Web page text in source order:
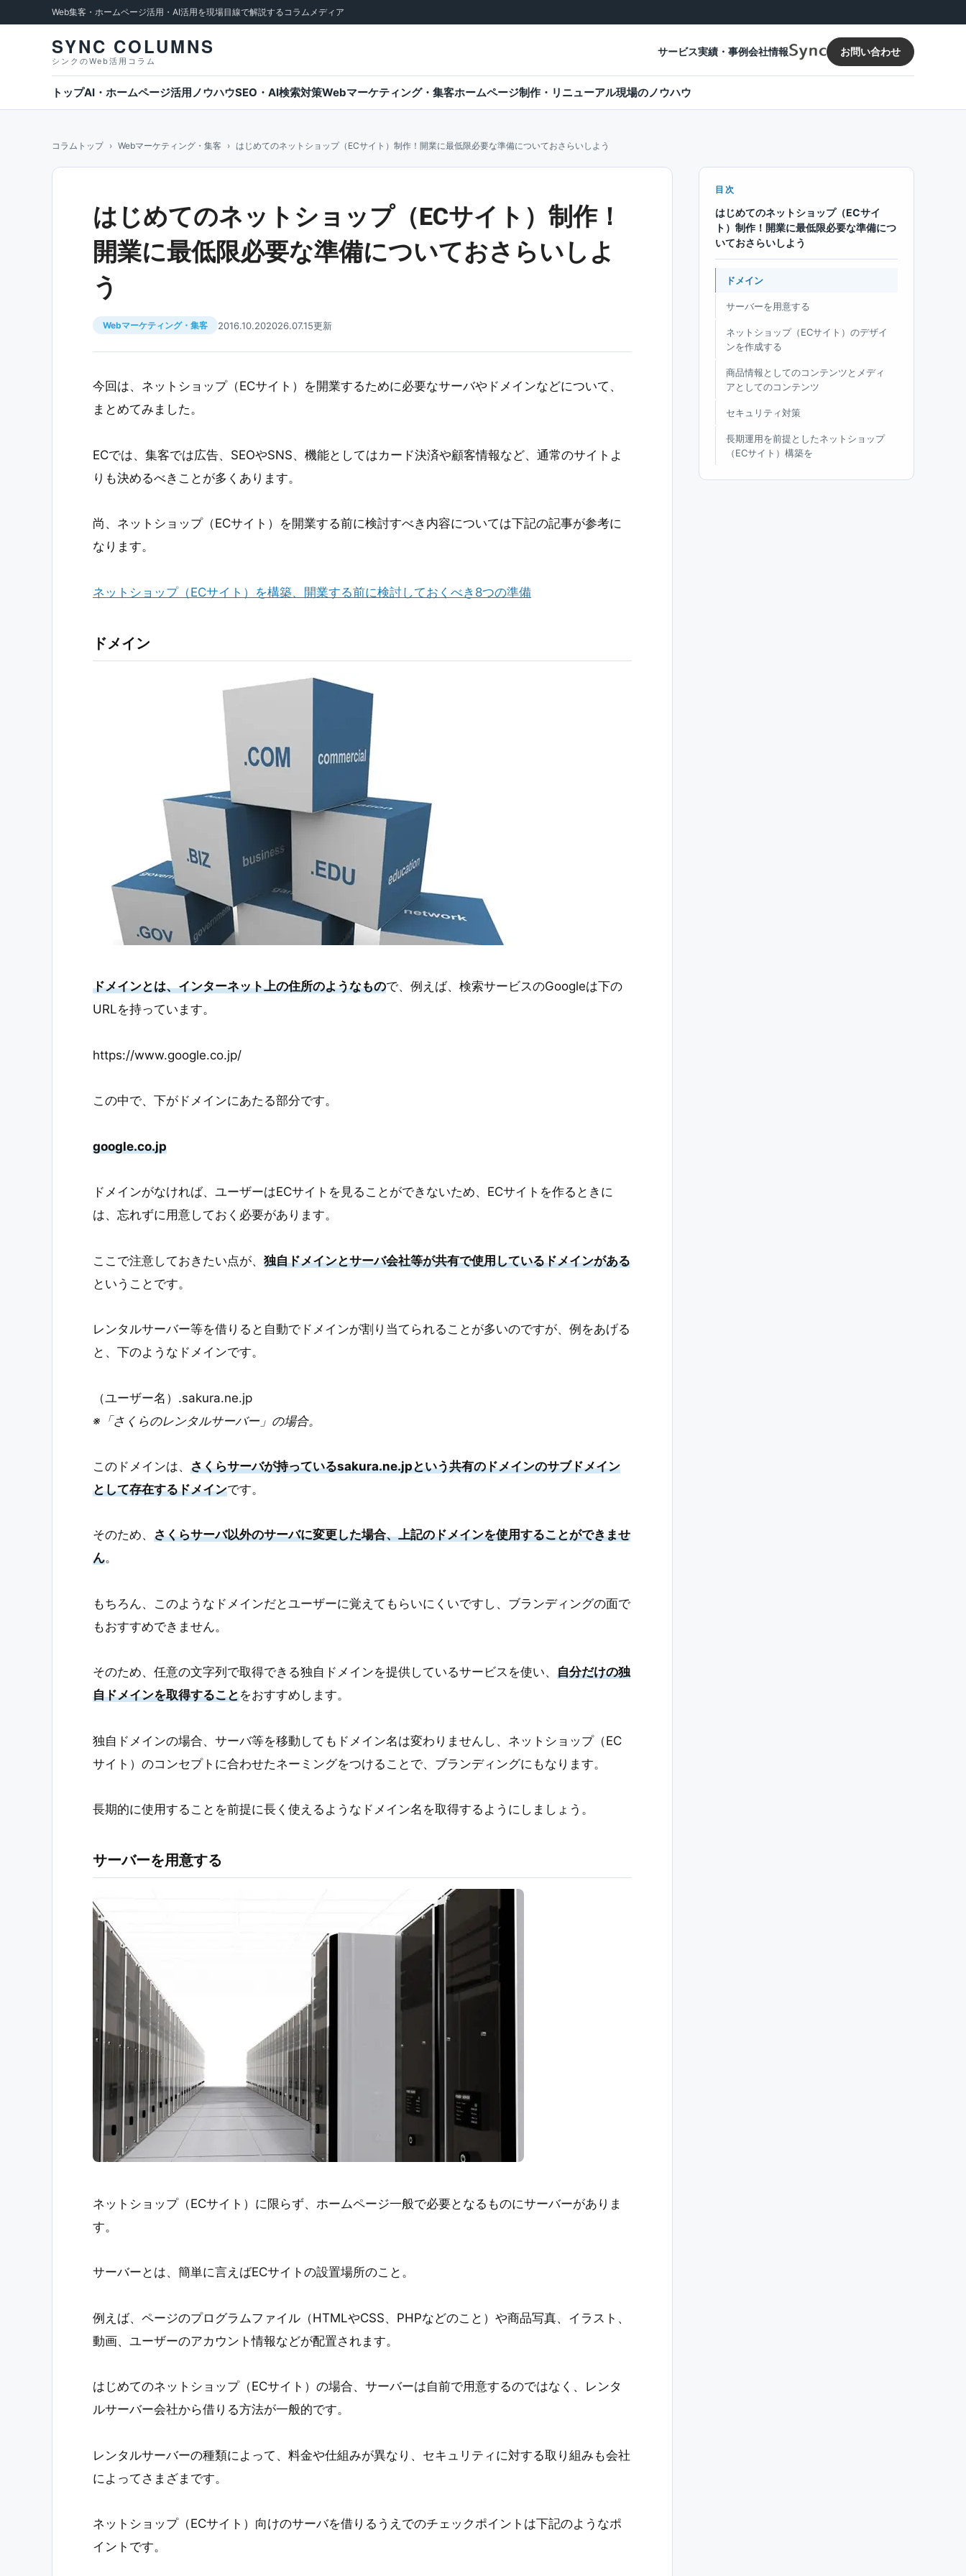
Web集客・ホームページ活用・AI活用を現場目線で解説するコラムメディア
SYNC COLUMNS
シンクのWeb活用コラム
トップAI・ホームページ活用ノウハウSEO・AI検索対策Webマーケティング・集客ホームページ制作・リニューアル現場のノウハウ
サービス実績・事例会社情報 お問い合わせ
コラムトップ Webマーケティング・集客 はじめてのネットショップ（ECサイト）制作！開業に最低限必要な準備についておさらいしよう
はじめてのネットショップ（ECサイト）制作！
開業に最低限必要な準備についておさらいしよ
う
Webマーケティング・集客 2016.10.202026.07.15更新
今回は、ネットショップ（ECサイト）を開業するために必要なサーバやドメインなどについて、
まとめてみました。
ECでは、集客では広告、SEOやSNS、機能としてはカード決済や顧客情報など、通常のサイトよ
りも決めるべきことが多くあります。
尚、ネットショップ（ECサイト）を開業する前に検討すべき内容については下記の記事が参考に
なります。
ネットショップ（ECサイト）を構築、開業する前に検討しておくべき8つの準備
ドメイン
ドメインとは、インターネット上の住所のようなもので、例えば、検索サービスのGoogleは下の
URLを持っています。
https://www.google.co.jp/
この中で、下がドメインにあたる部分です。
google.co.jp
ドメインがなければ、ユーザーはECサイトを見ることができないため、ECサイトを作るときに
は、忘れずに用意しておく必要があります。
ここで注意しておきたい点が、 独自ドメインとサーバ会社等が共有で使用しているドメインがある
ということです。
レンタルサーバー等を借りると自動でドメインが割り当てられることが多いのですが、例をあげる
と、下のようなドメインです。
（ユーザー名）.sakura.ne.jp
※「さくらのレンタルサーバー」の場合。
このドメインは、 さくらサーバが持っているsakura.ne.jpという共有のドメインのサブドメイン
として存在するドメインです。
そのため、 さくらサーバ以外のサーバに変更した場合、上記のドメインを使用することができませ
ん。
もちろん、このようなドメインだとユーザーに覚えてもらいにくいですし、ブランディングの面で
もおすすめできません。
そのため、任意の文字列で取得できる独自ドメインを提供しているサービスを使い、 自分だけの独
自ドメインを取得することをおすすめします。
独自ドメインの場合、サーバ等を移動してもドメイン名は変わりませんし、ネットショップ（EC
サイト）のコンセプトに合わせたネーミングをつけることで、ブランディングにもなります。
長期的に使用することを前提に長く使えるようなドメイン名を取得するようにしましょう。
サーバーを用意する
ネットショップ（ECサイト）に限らず、ホームページ一般で必要となるものにサーバーがありま
す。
サーバーとは、簡単に言えばECサイトの設置場所のこと。
例えば、ページのプログラムファイル（HTMLやCSS、PHPなどのこと）や商品写真、イラスト、
動画、ユーザーのアカウント情報などが配置されます。
はじめてのネットショップ（ECサイト）の場合、サーバーは自前で用意するのではなく、レンタ
ルサーバー会社から借りる方法が一般的です。
レンタルサーバーの種類によって、料金や仕組みが異なり、セキュリティに対する取り組みも会社
によってさまざまです。
ネットショップ（ECサイト）向けのサーバを借りるうえでのチェックポイントは下記のようなポ
イントです。
目次
はじめてのネットショップ（ECサイ
ト）制作！開業に最低限必要な準備につ
いておさらいしよう
ドメイン
サーバーを用意する
ネットショップ（ECサイト）のデザイ
ンを作成する
商品情報としてのコンテンツとメディ
アとしてのコンテンツ
セキュリティ対策
長期運用を前提としたネットショップ
（ECサイト）構築を